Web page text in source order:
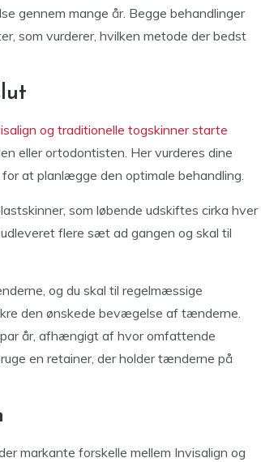
gennem mange år. Begge behandlinger
som vurderer, hvilken metode der bedst
og traditionelle togskinner starte
eller ortodontisten. Her vurderes dine
at planlægge den optimale behandling.
som løbende udskiftes cirka hver
flere sæt ad gangen og skal til
og du skal til regelmæssige
den ønskede bevægelse af tænderne.
år, afhængigt af hvor omfattende
en retainer, der holder tænderne på
markante forskelle mellem Invisalign og